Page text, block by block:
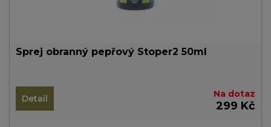
Sprej obranný pepřový Stoper2 50ml
Detail Na dotaz
299 Kč